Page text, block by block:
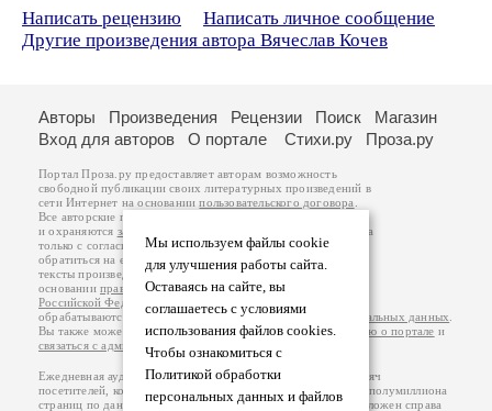
Написать рецензию
Написать личное сообщение
Другие произведения автора Вячеслав Кочев
Мы используем файлы cookie
для улучшения работы сайта.
Оставаясь на сайте, вы
соглашаетесь с условиями
использования файлов cookies.
Чтобы ознакомиться с
Политикой обработки
персональных данных и файлов
Авторы Произведения Рецензии Поиск
Магазин
Вход для авторов
О портале Стихи.ру Проза.ру
Портал Проза.ру предоставляет авторам возможность
свободной публикации своих литературных произведений в
сети Интернет на основаниипользовательского договора
Все авторские права на произведения принадлежат авторам
и охраняются законом
. Перепечатка произведений возможна
только с согласия его автора, к которому вы можете
обратиться на его авторской странице. Ответственность за
тексты произведений авторы несут самостоятельно на
основанииправил публикацииизаконодательства
Российской Федерации
обрабатываются на основанииПолитики обработки персональных данных
Вы также можете посмотреть более подробнуюинформацию о портале и
связаться с администрацией
Ежедневная аудитория портала Проза.ру – порядка 100 тысяч
посетителей, которые в общей сумме просматривают более полумиллиона
страниц по данным счетчика посещаемости, который расположен справа